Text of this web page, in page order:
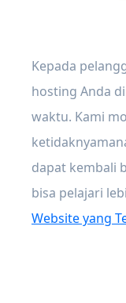
Kepada
hosting Anda
waktu. Kami
dapat kembali
bisa pelajari
Website yang